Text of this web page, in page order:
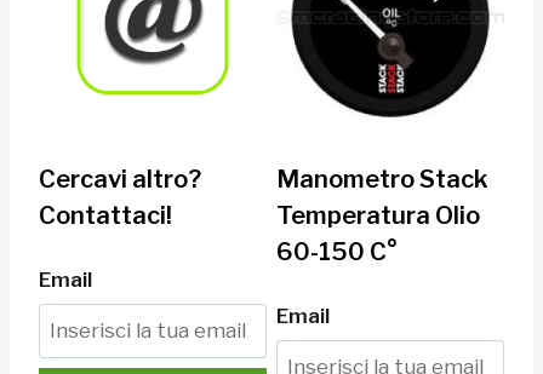
Cercavi altro?
Contattaci!
Email
Manometro Stack
Temperatura Olio
60-150 C°
Email